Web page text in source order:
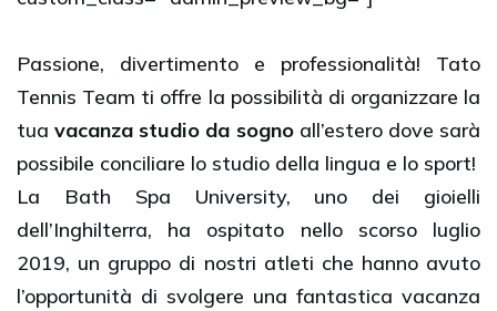
Passione, divertimento e professionalità! Tato
Tennis Team ti offre la possibilità di organizzare la
tuavacanza studio da sognoall’estero dove sarà
possibile conciliare lo studio della lingua e lo sport!
La Bath Spa University, uno dei gioielli
dell’Inghilterra, ha ospitato nello scorso luglio
2019, un gruppo di nostri atleti che hanno avuto
l’opportunità di svolgere una fantastica vacanza